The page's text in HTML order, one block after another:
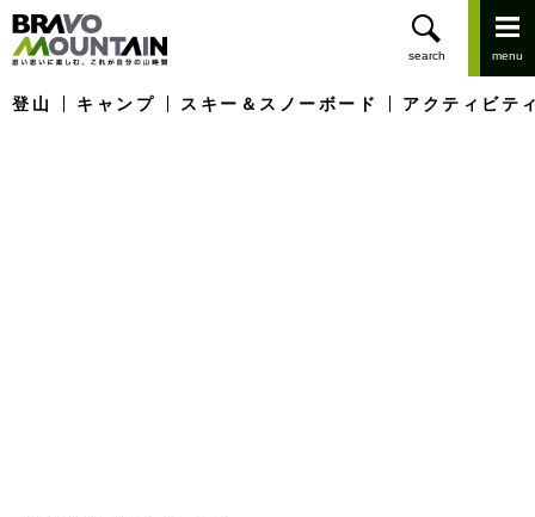
登山 キャンプ スキー＆スノーボード アクティビテ